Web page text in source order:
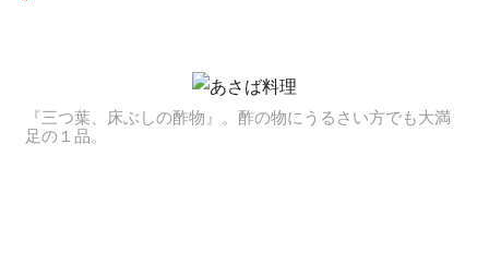
『三つ葉、床ぶしの酢物』。酢の物にうるさい方でも大満
足の１品。